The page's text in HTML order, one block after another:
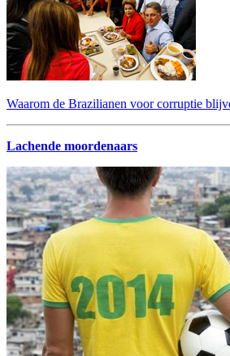
Waarom de Brazilianen voor corruptie
Lachende moordenaars